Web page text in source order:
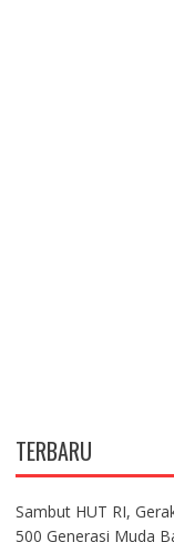
TERBARU
Sambut HUT RI,
500 Generasi Muda